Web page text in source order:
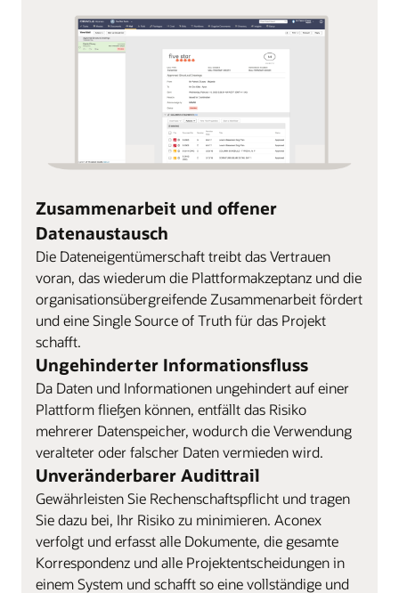
Zusammenarbeit und offener
Datenaustausch
Die Dateneigentümerschaft treibt das Vertrauen
voran, das wiederum die Plattformakzeptanz und die
organisationsübergreifende Zusammenarbeit fördert
und eine Single Source of Truth für das Projekt
schafft.
Ungehinderter Informationsfluss
Da Daten und Informationen ungehindert auf einer
Plattform fließen können, entfällt das Risiko
mehrerer Datenspeicher, wodurch die Verwendung
veralteter oder falscher Daten vermieden wird.
Unveränderbarer Audittrail
Gewährleisten Sie Rechenschaftspflicht und tragen
Sie dazu bei, Ihr Risiko zu minimieren. Aconex
verfolgt und erfasst alle Dokumente, die gesamte
Korrespondenz und alle Projektentscheidungen in
einem System und schafft so eine vollständige und